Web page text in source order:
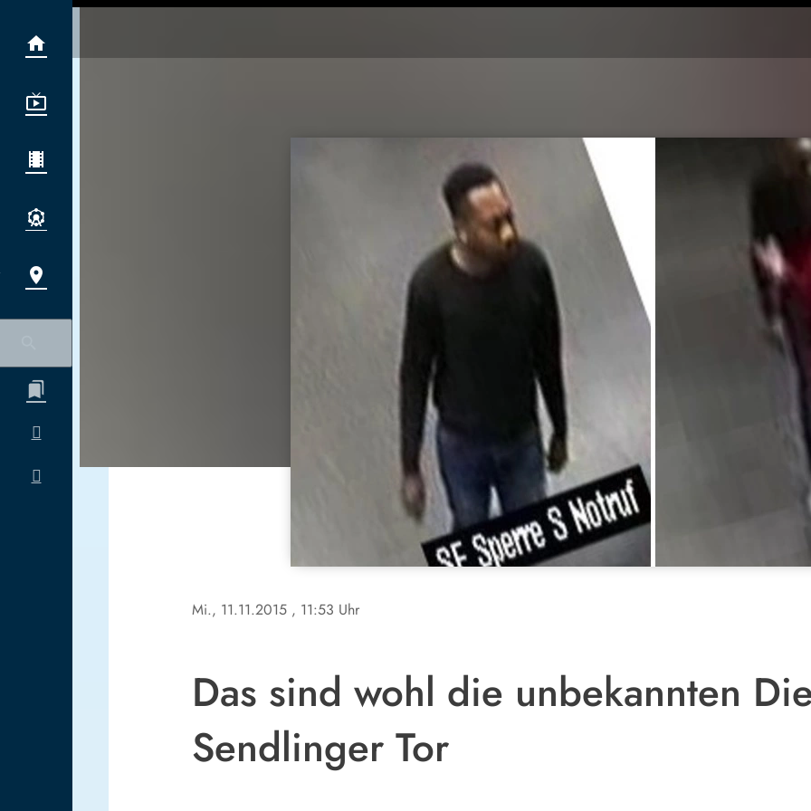
Mi., 11.11.2015 , 11:53 Uhr
Das sind wohl die unbekannten
Sendlinger Tor